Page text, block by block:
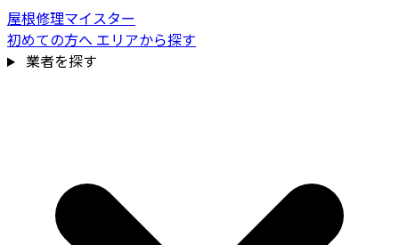
屋根修理マイスター
初めての方へ エリアから探す
業者を探す